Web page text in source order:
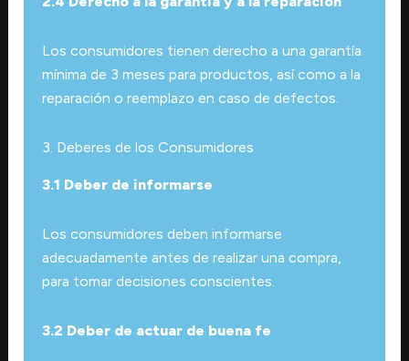
Los consumidores tienen derecho a una garantía
mínima de 3 meses para productos, así como a la
reparación o reemplazo en caso de defectos.
3. Deberes de los Consumidores
3.1 Deber de informarse
Los consumidores deben informarse
adecuadamente antes de realizar una compra,
para tomar decisiones conscientes.
3.2 Deber de actuar de buena fe